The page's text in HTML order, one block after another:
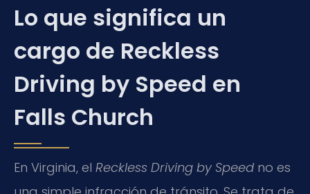
Lo que significa un
cargo de Reckless
Driving by Speed en
Falls Church
En Virginia, el Reckless Driving by Speed no es